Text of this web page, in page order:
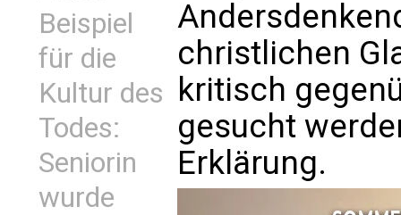
Beispiel
für die
Kultur des
Todes:
Seniorin
wurde
christlichen
kritisch
gesucht
Erklärung.